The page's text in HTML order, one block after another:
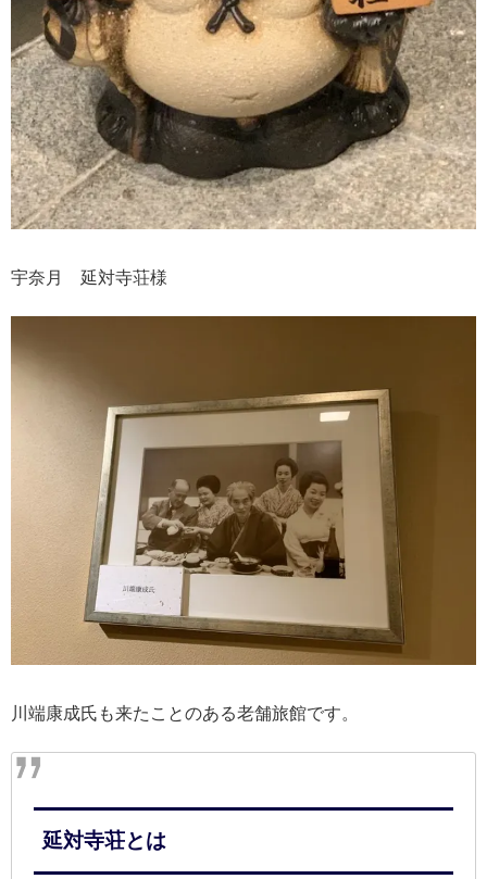
宇奈月 延対寺荘様
川端康成氏も来たことのある老舗旅館です。
延対寺荘とは